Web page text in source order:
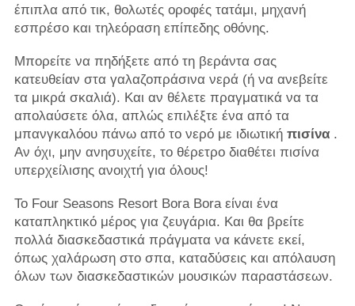
έπιπλα από τικ, θολωτές οροφές τατάμι, μηχανή
εσπρέσο και τηλεόραση επίπεδης οθόνης.
Μπορείτε να πηδήξετε από τη βεράντα σας
κατευθείαν στα γαλαζοπράσινα νερά (ή να ανεβείτε
τα μικρά σκαλιά). Και αν θέλετε πραγματικά να τα
απολαύσετε όλα, απλώς επιλέξτε ένα από τα
μπανγκαλόου πάνω από το νερό με ιδιωτική πισίνα.
Αν όχι, μην ανησυχείτε, το θέρετρο διαθέτει πισίνα
υπερχείλισης ανοιχτή για όλους!
Το Four Seasons Resort Bora Bora είναι ένα
καταπληκτικό μέρος για ζευγάρια. Και θα βρείτε
πολλά διασκεδαστικά πράγματα να κάνετε εκεί,
όπως χαλάρωση στο σπα, καταδύσεις και απόλαυση
όλων των διασκεδαστικών μουσικών παραστάσεων.